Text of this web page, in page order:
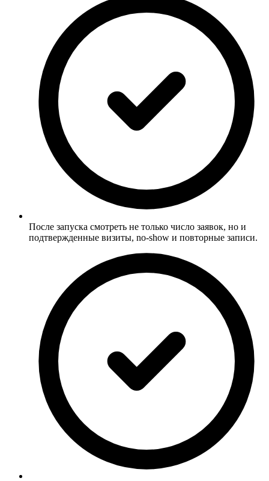
После запуска смотреть не только число заявок, но и
подтвержденные визиты, no-show и повторные записи.